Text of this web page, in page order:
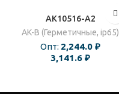
AK10516-A2
AK-B (Герметичные, ip65)
3,141.6 ₽
Опт: 2,244.0 ₽